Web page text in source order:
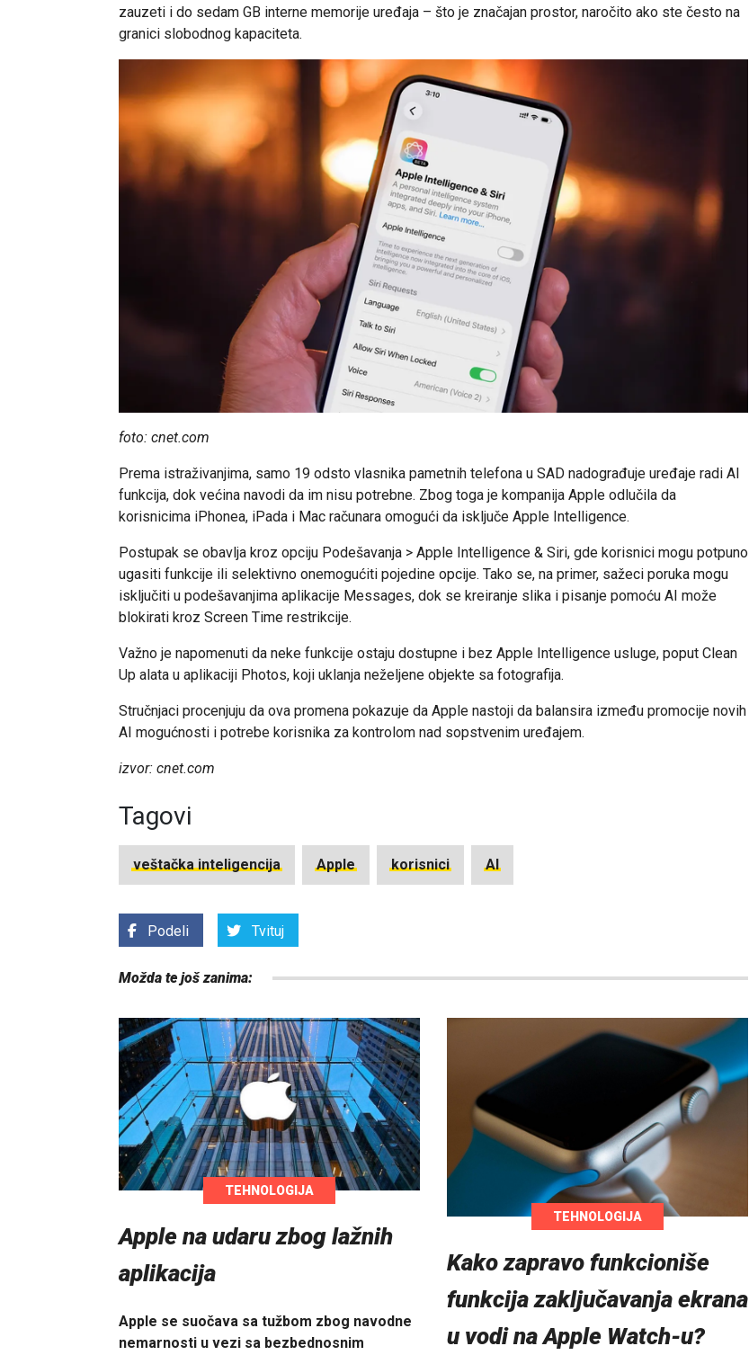
zauzeti i do sedam GB interne memorije uređaja – što je značajan prostor, naročito ako ste često na
granici slobodnog kapaciteta.
foto: cnet.com
Prema istraživanjima, samo 19 odsto vlasnika pametnih telefona u SAD nadograđuje uređaje radi AI
funkcija, dok većina navodi da im nisu potrebne. Zbog toga je kompanija Apple odlučila da
korisnicima iPhonea, iPada i Mac računara omogući da isključe Apple Intelligence.
Postupak se obavlja kroz opciju Podešavanja > Apple Intelligence & Siri, gde korisnici mogu potpuno
ugasiti funkcije ili selektivno onemogućiti pojedine opcije. Tako se, na primer, sažeci poruka mogu
isključiti u podešavanjima aplikacije Messages, dok se kreiranje slika i pisanje pomoću AI može
blokirati kroz Screen Time restrikcije.
Važno je napomenuti da neke funkcije ostaju dostupne i bez Apple Intelligence usluge, poput Clean
Up alata u aplikaciji Photos, koji uklanja neželjene objekte sa fotografija.
Stručnjaci procenjuju da ova promena pokazuje da Apple nastoji da balansira između promocije novih
AI mogućnosti i potrebe korisnika za kontrolom nad sopstvenim uređajem.
izvor: cnet.com
Tagovi
veštačka inteligencija Apple korisnici AI
Podeli Tvituj
Možda te još zanima:
TEHNOLOGIJA
Apple na udaru zbog lažnih
aplikacija
Apple se suočava sa tužbom zbog navodne
nemarnosti u vezi sa bezbednosnim
TEHNOLOGIJA
Kako zapravo funkcioniše
funkcija zaključavanja ekrana
u vodi na Apple Watch-u?